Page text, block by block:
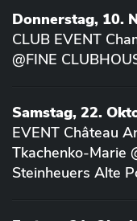
Donnerstag, 10.
CLUB EVENT
@FINE
Samstag, 22.
EVENT Château
Tkachenko-Marie
Steinheuers Alte